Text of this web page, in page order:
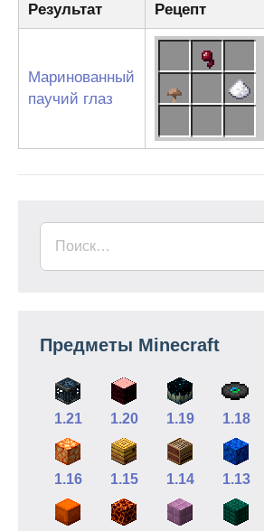
Результат Рецепт
Маринованный
паучий глаз
Предметы Minecraft
1.21 1.20 1.19 1.18
1.16 1.15 1.14 1.13